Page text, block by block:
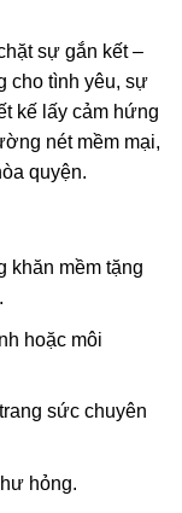
sự gắn kết –
cho tình yêu, sự
kế lấy cảm hứng
nét mềm mại,
quyện.
khăn mềm tặng
hoặc môi
sức chuyên
hỏng.